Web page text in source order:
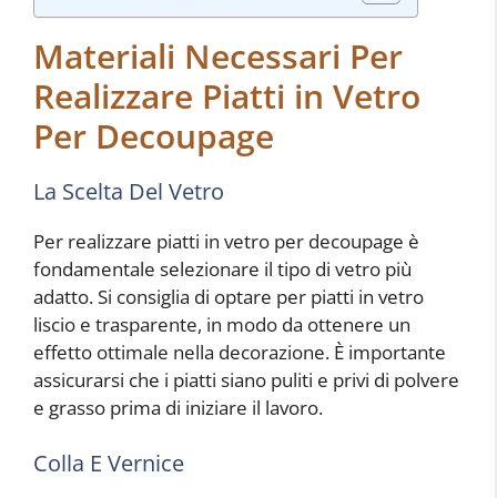
Materiali Necessari Per
Realizzare Piatti in Vetro
Per Decoupage
La Scelta Del Vetro
Per realizzare piatti in vetro per decoupage è
fondamentale selezionare il tipo di vetro più
adatto. Si consiglia di optare per piatti in vetro
liscio e trasparente, in modo da ottenere un
effetto ottimale nella decorazione. È importante
assicurarsi che i piatti siano puliti e privi di polvere
e grasso prima di iniziare il lavoro.
Colla E Vernice